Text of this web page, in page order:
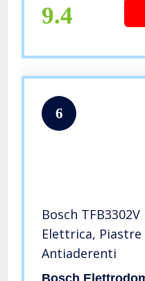
9.4
6
Bosch
Elettrica,
Antiaderenti
Bosch